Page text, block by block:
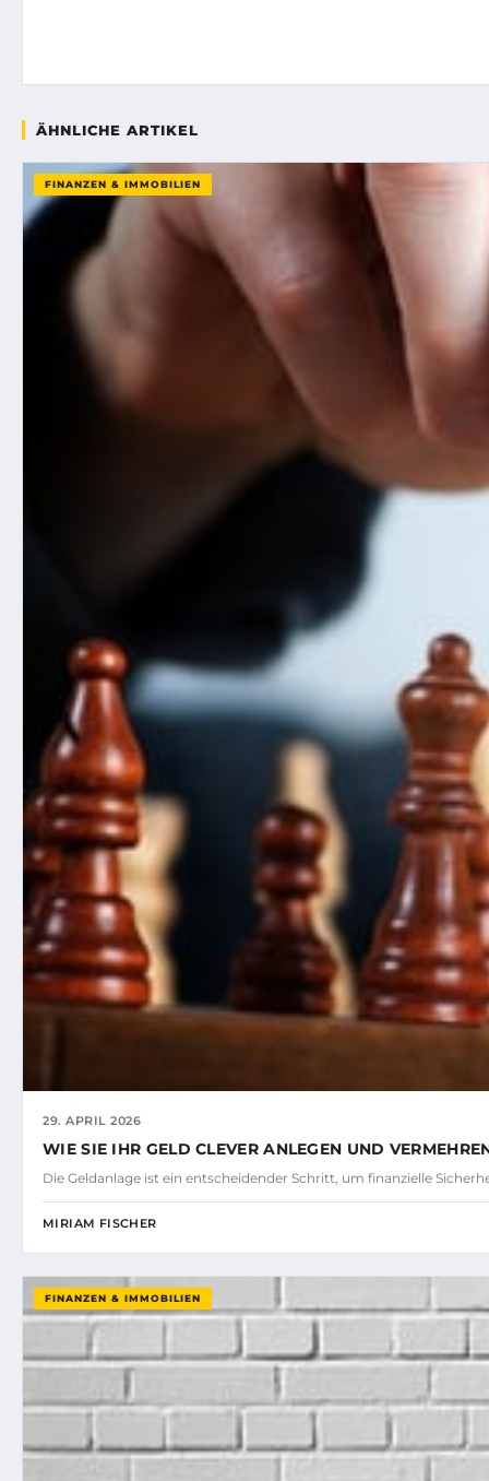
ÄHNLICHE ARTIKEL
FINANZEN & IMMOBILIEN
29. APRIL 2026
WIE SIE IHR GELD CLEVER ANLEGEN UND
Die Geldanlage ist ein entscheidender Schritt, um finanzielle
MIRIAM FISCHER
FINANZEN & IMMOBILIEN